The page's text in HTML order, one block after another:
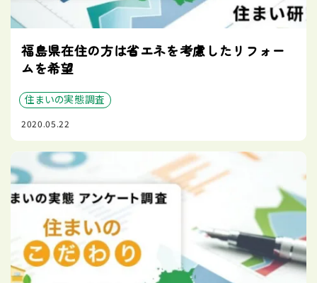
福島県在住の方は省エネを考慮したリフォー
ムを希望
住まいの実態調査
2020.05.22